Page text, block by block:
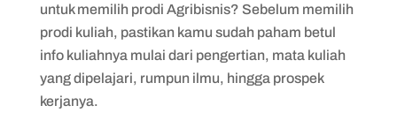
untuk memilih prodi Agribisnis? Sebelum memilih
prodi kuliah, pastikan kamu sudah paham betul
info kuliahnya mulai dari pengertian, mata kuliah
yang dipelajari, rumpun ilmu, hingga prospek
kerjanya.